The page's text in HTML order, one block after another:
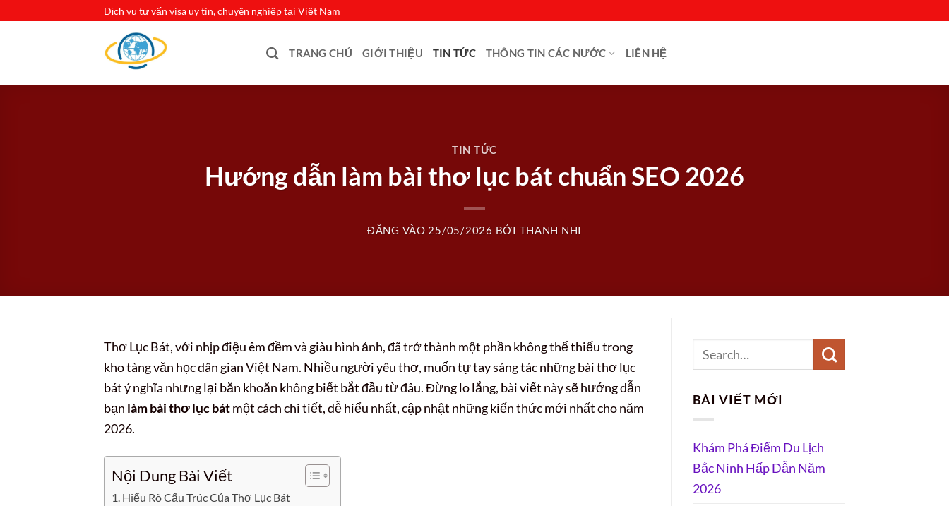
Dịch vụ tư vấn visa uy tín, chuyên nghiệp tại Việt Nam
TRANG CHỦ GIỚI THIỆU TIN TỨC THÔNG TIN CÁC NƯỚC LIÊN HỆ
TIN TỨC
Hướng dẫn làm bài thơ lục bát chuẩn SEO 2026
ĐĂNG VÀO 25/05/2026 BỞI THANH NHI
Thơ Lục Bát, với nhịp điệu êm đềm và giàu hình ảnh, đã trở thành một phần không thể thiếu trong
kho tàng văn học dân gian Việt Nam. Nhiều người yêu thơ, muốn tự tay sáng tác những bài thơ lục
bát ý nghĩa nhưng lại băn khoăn không biết bắt đầu từ đâu. Đừng lo lắng, bài viết này sẽ hướng dẫn
bạn làm bài thơ lục bátmột cách chi tiết, dễ hiểu nhất, cập nhật những kiến thức mới nhất cho năm
2026.
Nội Dung Bài Viết
Hiểu Rõ Cấu Trúc Của Thơ Lục Bát
BÀI VIẾT MỚI
Khám Phá Điểm Du Lịch
Bắc Ninh Hấp Dẫn Năm
2026